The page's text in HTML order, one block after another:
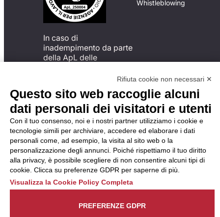
In caso di
inadempimento da parte
della ApL delle
del Codice di Condotta, è
possibile presentare un
reclamo
all’Organismo di
Monitoraggio utilizzando
una delle modalità
descritte al seguente
indirizzo web
https://odm-
agenzielavoro.it/reclami/ .
Whistleblowing
Rifiuta cookie non necessari ✕
Questo sito web raccoglie alcuni
dati personali dei visitatori e utenti
Con il tuo consenso, noi e i nostri partner utilizziamo i cookie e
tecnologie simili per archiviare, accedere ed elaborare i dati
personali come, ad esempio, la visita al sito web o la
personalizzazione degli annunci. Poiché rispettiamo il tuo diritto
alla privacy, è possibile scegliere di non consentire alcuni tipi di
cookie. Clicca su preferenze GDPR per saperne di più.
Visualizza la Cookie Policy Completa
PREFERENZE GDPR